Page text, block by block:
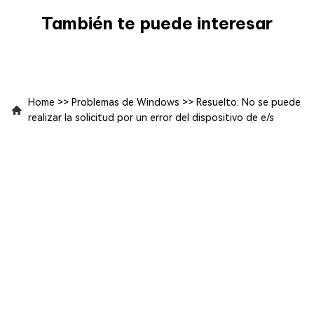
También te puede interesar
Home >> Problemas de Windows >> Resuelto: No se puede
realizar la solicitud por un error del dispositivo de e/s